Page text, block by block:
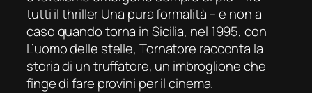
tutti il thrillerUna pura formalità– e non a
caso quando torna in Sicilia, nel 1995, con
L’uomo delle stelle, Tornatore racconta la
storia di un truffatore, un imbroglione che
finge di fare provini per il cinema.